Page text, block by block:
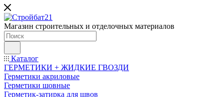
Магазин строительных и отделочных материалов
Каталог
ГЕРМЕТИКИ + ЖИДКИЕ ГВОЗДИ
Герметики акриловые
Герметики шовные
Герметик-затирка для швов